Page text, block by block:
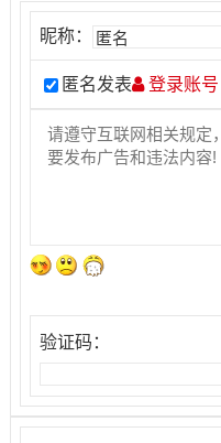
昵称：
匿名发表 登录账号
验证码：